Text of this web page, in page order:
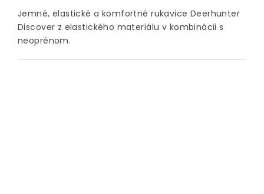
Jemné, elastické a komfortné rukavice Deerhunter
Discover z elastického materiálu v kombinácii s
neoprénom.